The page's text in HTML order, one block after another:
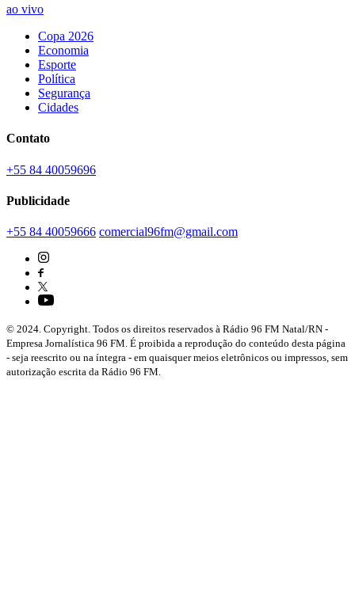
ao vivo
Copa 2026
Economia
Esporte
Política
Segurança
Cidades
Contato
+55 84 40059696
Publicidade
+55 84 40059666 comercial96fm@gmail.com
© 2024. Copyright. Todos os direitos reservados à Rádio 96 FM Natal/RN -
Empresa Jornalística 96 FM. É proibida a reprodução do conteúdo desta página
- seja reescrito ou na íntegra - em quaisquer meios eletrônicos ou impressos, sem
autorização escrita da Rádio 96 FM.